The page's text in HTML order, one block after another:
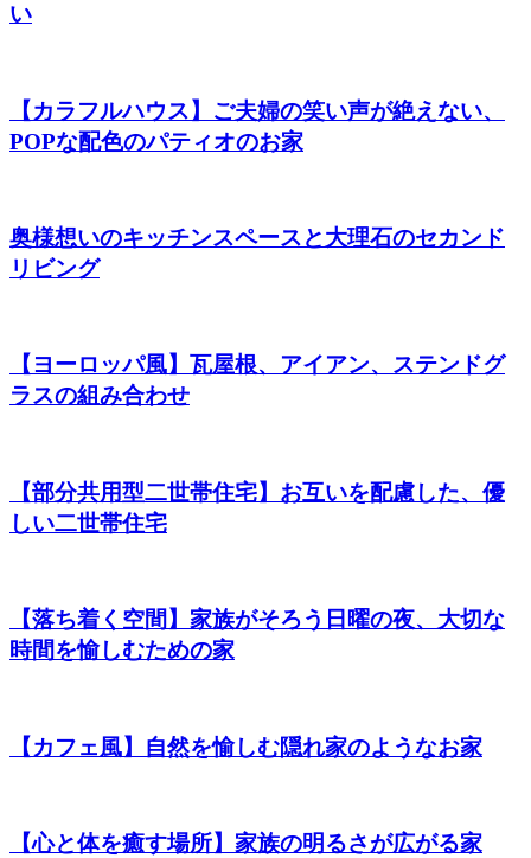
い
【カラフルハウス】ご夫婦の笑い声が絶えない、
POPな配色のパティオのお家
奥様想いのキッチンスペースと大理石のセカンド
リビング
【ヨーロッパ風】瓦屋根、アイアン、ステンドグ
ラスの組み合わせ
【部分共用型二世帯住宅】お互いを配慮した、優
しい二世帯住宅
【落ち着く空間】家族がそろう日曜の夜、大切な
時間を愉しむための家
【カフェ風】自然を愉しむ隠れ家のようなお家
【心と体を癒す場所】家族の明るさが広がる家